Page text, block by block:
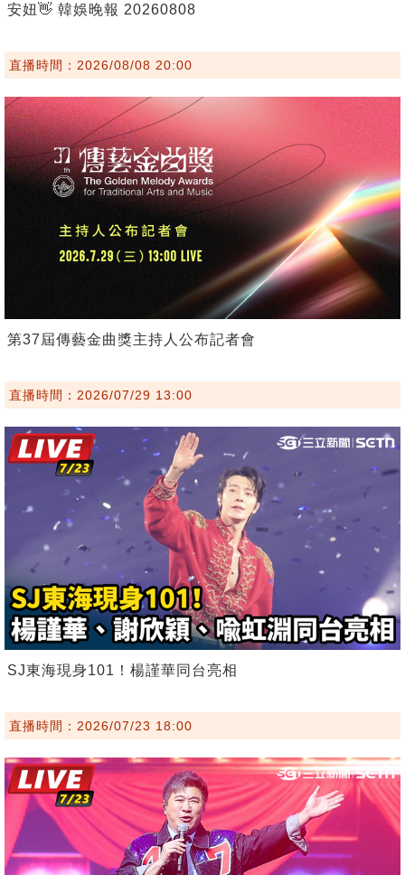
安妞👋 韓娛晚報 20260808
直播時間：2026/08/08 20:00
第37屆傳藝金曲獎主持人公布記者會
直播時間：2026/07/29 13:00
SJ東海現身101！楊謹華同台亮相
直播時間：2026/07/23 18:00